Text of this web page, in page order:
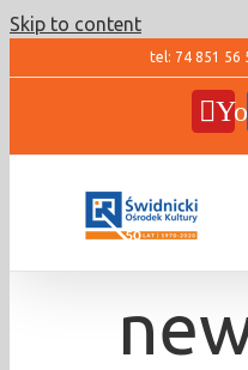
Skip to content
tel: 74 851 56